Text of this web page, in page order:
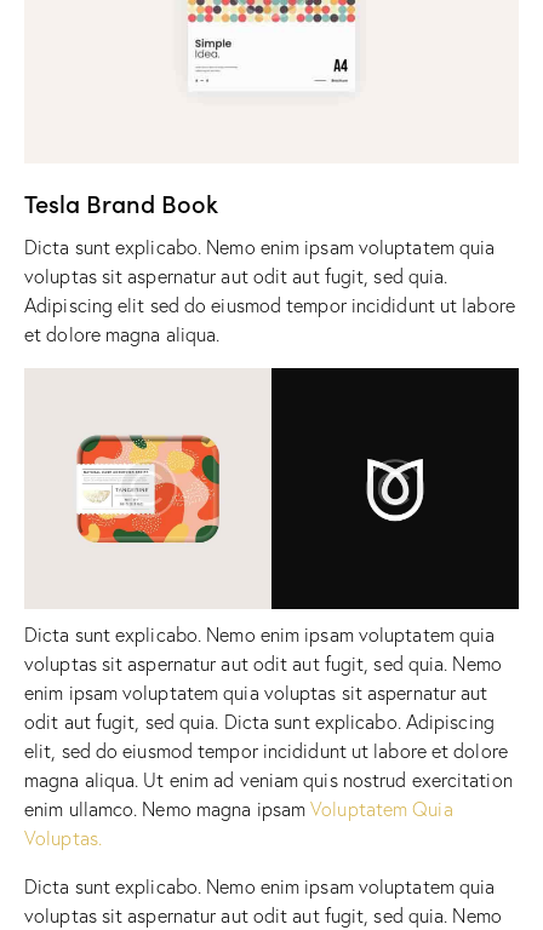
Tesla Brand Book
Dicta sunt explicabo. Nemo enim ipsam voluptatem quia
voluptas sit aspernatur aut odit aut fugit, sed quia.
Adipiscing elit sed do eiusmod tempor incididunt ut labore
et dolore magna aliqua.
Dicta sunt explicabo. Nemo enim ipsam voluptatem quia
voluptas sit aspernatur aut odit aut fugit, sed quia. Nemo
enim ipsam voluptatem quia voluptas sit aspernatur aut
odit aut fugit, sed quia. Dicta sunt explicabo. Adipiscing
elit, sed do eiusmod tempor incididunt ut labore et dolore
magna aliqua. Ut enim ad veniam quis nostrud exercitation
enim ullamco. Nemo magna ipsamVoluptatem Quia
Voluptas.
Dicta sunt explicabo. Nemo enim ipsam voluptatem quia
voluptas sit aspernatur aut odit aut fugit, sed quia. Nemo